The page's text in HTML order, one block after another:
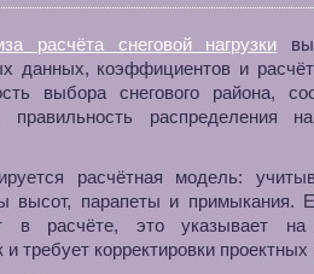
расчёта снеговой нагрузки
данных, коэффициентов и
выбора снегового района,
распределения
расчётная модель:
высот, парапеты и примыкания.
в расчёте, это указывает на
и требует корректировки